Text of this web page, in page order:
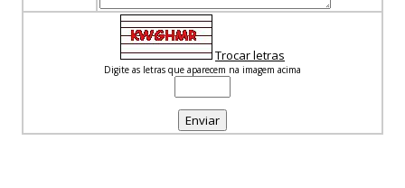
Trocar letras
Digite as letras que aparecem na imagem acima